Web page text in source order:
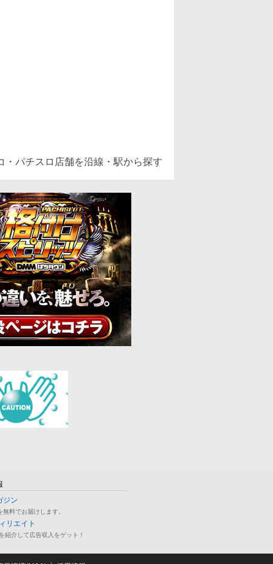
・パチスロ店舗を沿線・駅から探す
ジン
無料でお届けします。
リエイト
紹介して広告収入をゲット！